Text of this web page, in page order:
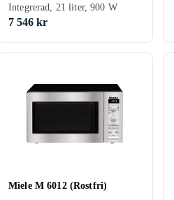
Integrerad, 21 liter, 900 W
7 546 kr
Miele M 6012 (Rostfri)